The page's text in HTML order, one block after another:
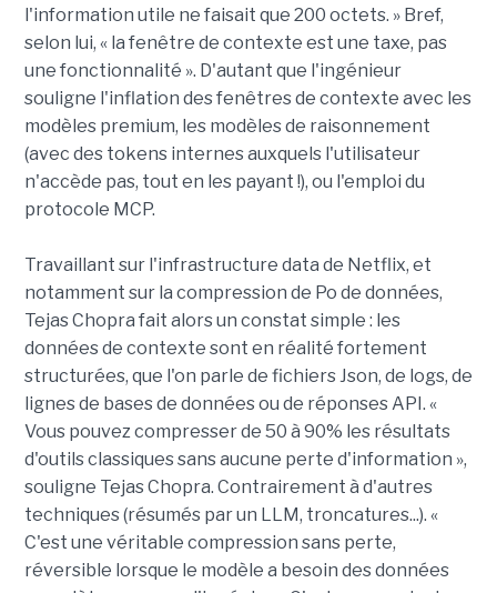
l'information utile ne faisait que 200 octets. » Bref,
selon lui, « la fenêtre de contexte est une taxe, pas
une fonctionnalité ». D'autant que l'ingénieur
souligne l'inflation des fenêtres de contexte avec les
modèles premium, les modèles de raisonnement
(avec des tokens internes auxquels l'utilisateur
n'accède pas, tout en les payant !), ou l'emploi du
protocole MCP.
Travaillant sur l'infrastructure data de Netflix, et
notamment sur la compression de Po de données,
Tejas Chopra fait alors un constat simple : les
données de contexte sont en réalité fortement
structurées, que l'on parle de fichiers Json, de logs, de
lignes de bases de données ou de réponses API. «
Vous pouvez compresser de 50 à 90% les résultats
d'outils classiques sans aucune perte d'information »,
souligne Tejas Chopra. Contrairement à d'autres
techniques (résumés par un LLM, troncatures...). «
C'est une véritable compression sans perte,
réversible lorsque le modèle a besoin des données